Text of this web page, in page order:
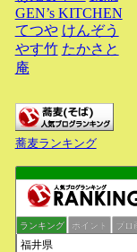
GEN’s KITCHEN
てつや けんぞう
やす竹 たかさと
庵
蕎麦ランキング
ランキング ポイント ブロ